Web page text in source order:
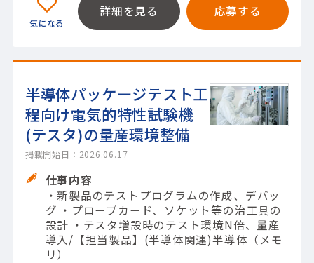
詳細を見る 応募する
半導体パッケージテスト工
程向け電気的特性試験機
(テスタ)の量産環境整備
掲載開始日：2026.06.17
仕事内容
・新製品のテストプログラムの作成、デバッ
グ ・プローブカード、ソケット等の治工具の
設計 ・テスタ増設時のテスト環境N倍、量産
導入/【担当製品】(半導体関連)半導体（メモ
リ）